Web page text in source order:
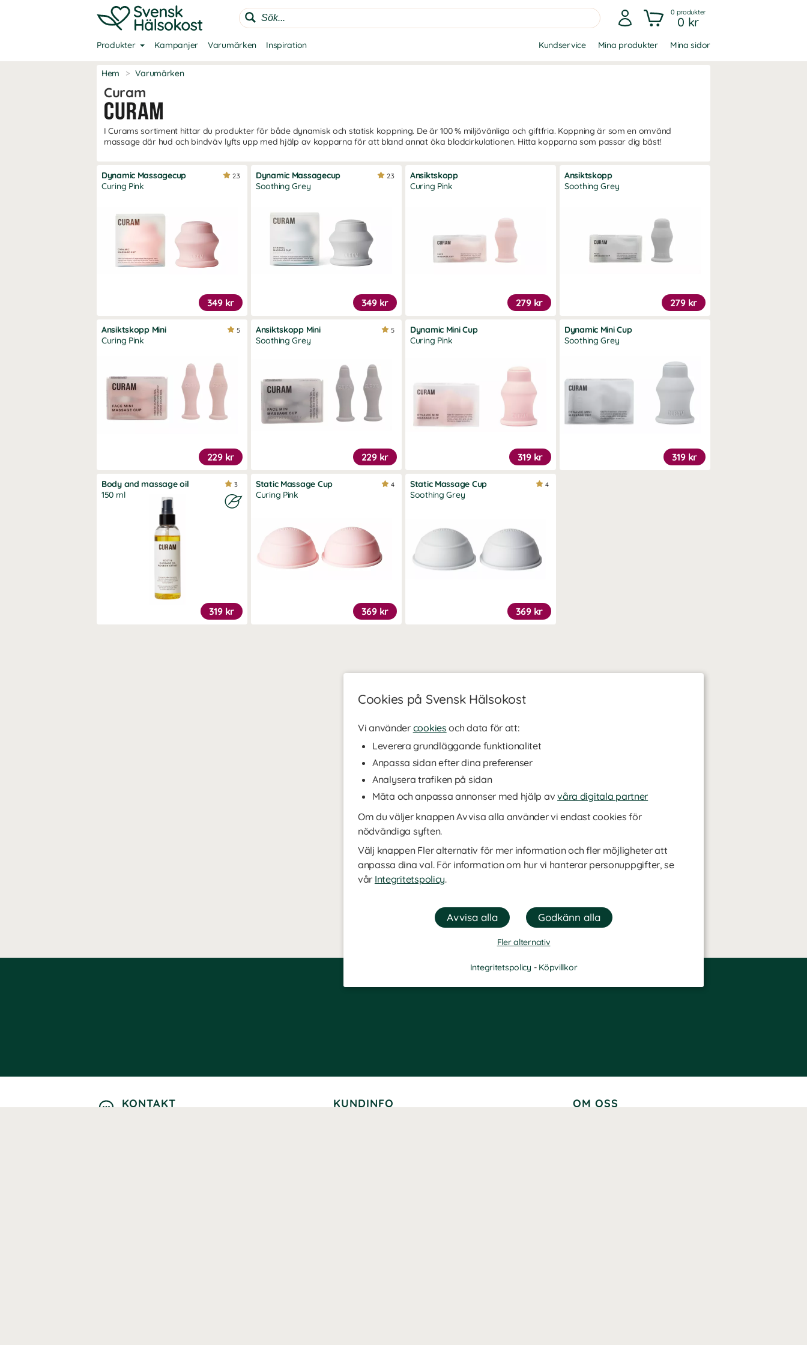
Cookies på Svensk Hälsokost
Vi använder cookies och data för att:
Leverera grundläggande funktionalitet
Anpassa sidan efter dina preferenser
Analysera trafiken på sidan
Mäta och anpassa annonser med hjälp avvåra digitala partner
Om du väljer knappen Avvisa alla använder vi endast cookies för
nödvändiga syften.
Välj knappen Fler alternativ för mer information och fler möjligheter att
anpassa dina val. För information om hur vi hanterar personuppgifter, se
vår Integritetspolicy.
Fler alternativ
Integritetspolicy - Köpvillkor
0 produkter
0 kr
Produkter Kampanjer Varumärken Inspiration Kundservice Mina produkter Mina sidor
Hem > Varumärken
Curam
I Curams sortiment hittar du produkter för både dynamisk och statisk koppning. De är 100 % miljövänliga och giftfria. Koppning är som en omvänd
massage där hud och bindväv lyfts upp med hjälp av kopparna för att bland annat öka blodcirkulationen. Hitta kopparna som passar dig bäst!
Dynamic Massagecup
Curing Pink
349 kr
2.3
Dynamic Massagecup
Soothing Grey
349 kr
2.3
Ansiktskopp
Curing Pink
279 kr
Ansiktskopp
Soothing Grey
279 kr
Ansiktskopp Mini
Curing Pink
229 kr
5
Ansiktskopp Mini
Soothing Grey
229 kr
5
Dynamic Mini Cup
Curing Pink
319 kr
Dynamic Mini Cup
Soothing Grey
319 kr
Body and massage oil
150 ml
319 kr
3
Static Massage Cup
Curing Pink
369 kr
4
Static Massage Cup
Soothing Grey
369 kr
4
KONTAKT KUNDINFO OM OSS